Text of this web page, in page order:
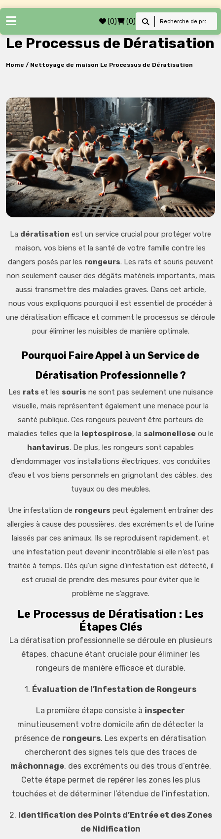
(0) (0)
Le Processus de Dératisation
Home / Nettoyage de maison Le Processus de Dératisation
La dératisation est un service crucial pour protéger votre
maison, vos biens et la santé de votre famille contre les
dangers posés par les rongeurs. Les rats et souris peuvent
non seulement causer des dégâts matériels importants, mais
aussi transmettre des maladies graves. Dans cet article,
nous vous expliquons pourquoi il est essentiel de procéder à
une dératisation efficace et comment le processus se déroule
pour éliminer les nuisibles de manière optimale.
Pourquoi Faire Appel à un Service de
Dératisation Professionnelle ?
Les rats et les souris ne sont pas seulement une nuisance
visuelle, mais représentent également une menace pour la
santé publique. Ces rongeurs peuvent être porteurs de
maladies telles que la leptospirose, la salmonellose ou le
hantavirus. De plus, les rongeurs sont capables
d’endommager vos installations électriques, vos conduites
d’eau et vos biens personnels en grignotant des câbles, des
tuyaux ou des meubles.
Une infestation de rongeurs peut également entraîner des
allergies à cause des poussières, des excréments et de l’urine
laissés par ces animaux. Ils se reproduisent rapidement, et
une infestation peut devenir incontrôlable si elle n’est pas
traitée à temps. Dès qu’un signe d’infestation est détecté, il
est crucial de prendre des mesures pour éviter que le
problème ne s’aggrave.
Le Processus de Dératisation : Les
Étapes Clés
La dératisation professionnelle se déroule en plusieurs
étapes, chacune étant cruciale pour éliminer les
rongeurs de manière efficace et durable.
1. Évaluation de l’Infestation de Rongeurs
La première étape consiste à inspecter
minutieusement votre domicile afin de détecter la
présence de rongeurs. Les experts en dératisation
chercheront des signes tels que des traces de
mâchonnage, des excréments ou des trous d’entrée.
Cette étape permet de repérer les zones les plus
touchées et de déterminer l’étendue de l’infestation.
2. Identification des Points d’Entrée et des Zones
de Nidification